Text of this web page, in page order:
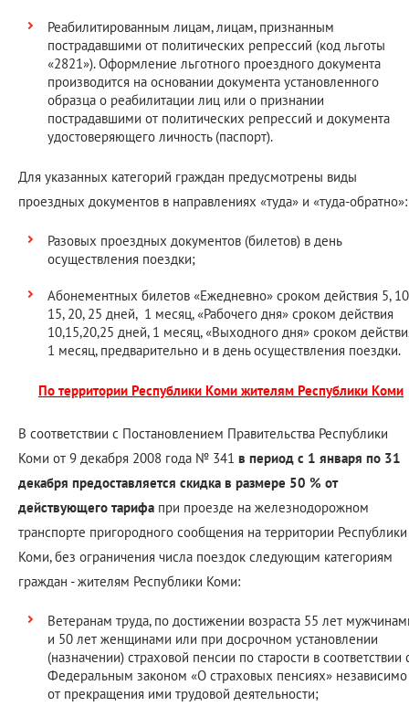
Реабилитированным лицам, лицам, признанным
пострадавшими от политических репрессий (код льготы
«2821»). Оформление льготного проездного документа
производится на основании документа установленного
образца о реабилитации лиц или о признании
пострадавшими от политических репрессий и документа
удостоверяющего личность (паспорт).
Для указанных категорий граждан предусмотрены виды
проездных документов в направлениях «туда» и «туда-обратно»:
Разовых проездных документов (билетов) в день
осуществления поездки;
Абонементных билетов «Ежедневно» сроком действия 5,
15, 20, 25 дней, 1 месяц, «Рабочего дня» сроком действия
10,15,20,25 дней, 1 месяц, «Выходного дня» сроком
1 месяц, предварительно и в день осуществления поездки.
По территории Республики Коми жителям Республики Коми
В соответствии с Постановлением Правительства Республики
Коми от 9 декабря 2008 года № 341 в период с 1 января по 31
декабря предоставляется скидка в размере 50 % от
действующего тарифа при проезде на железнодорожном
транспорте пригородного сообщения на территории Республики
Коми, без ограничения числа поездок следующим категориям
граждан - жителям Республики Коми:
Ветеранам труда, по достижении возраста 55 лет
и 50 лет женщинами или при досрочном установлении
(назначении) страховой пенсии по старости в соответствии
Федеральным законом «О страховых пенсиях» независимо
от прекращения ими трудовой деятельности;